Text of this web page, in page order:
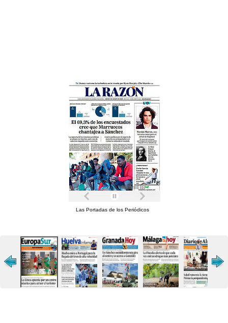
Las Portadas de los Periódicos